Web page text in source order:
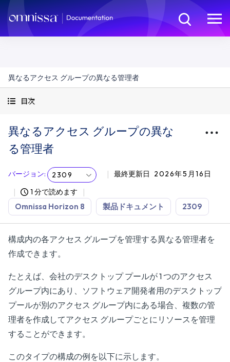
異なるアクセス グループの異なる管理者
目次
異なるアクセス グループの異な
る管理者
バージョン: 2309 最終更新日
2026年5月16日
1 分で読めます
Omnissa Horizon 8 製品ドキュメント 2309
構成内の各アクセス グループを管理する異なる管理者を
作成できます。
たとえば、会社のデスクトップ プールが 1 つのアクセス
グループ内にあり、ソフトウェア開発者用のデスクトップ
プールが別のアクセス グループ内にある場合、複数の管
理者を作成してアクセス グループごとにリソースを管理
することができます。
このタイプの構成の例を以下に示します。